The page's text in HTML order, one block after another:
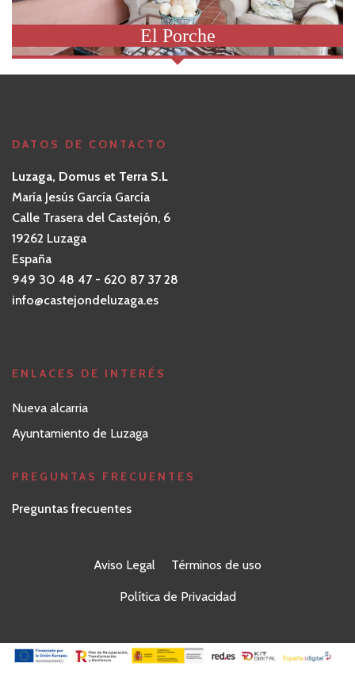
El Porche
DATOS DE CONTACTO
Luzaga, Domus et Terra S.L
María Jesús García García
Calle Trasera del Castejón, 6
19262 Luzaga
España
949 30 48 47 - 620 87 37 28
info@castejondeluzaga.es
ENLACES DE INTERÉS
Nueva alcarria
Ayuntamiento de Luzaga
PREGUNTAS FRECUENTES
Preguntas frecuentes
Aviso Legal Términos de uso
Política de Privacidad